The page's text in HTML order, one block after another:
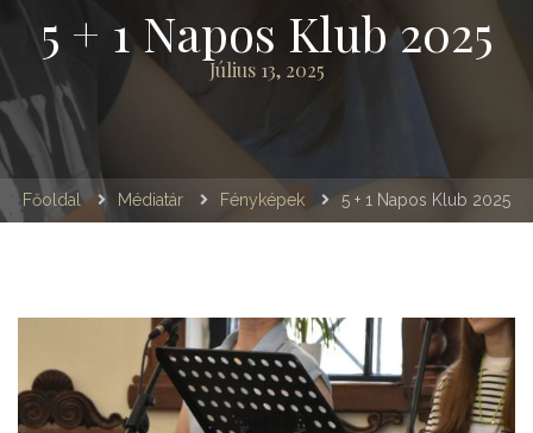
5 + 1 Napos Klub 2025
Július 13, 2025
Főoldal Médiatár Fényképek 5 + 1 Napos Klub 2025